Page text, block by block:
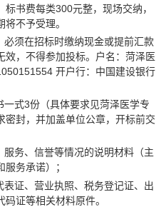
书费每类300元整，现场交纳，
不予受理。
须在招标时缴纳现金或提前汇款
效，不得参加投标。户名：菏泽医
开户行：中国建设银行
式3份（具体要求见菏泽医学专
密封，并加盖单位公章，开标前交
务、信誉等情况的说明材料（主
务承诺）；
证、营业执照、税务登记证、出
证等相关材料原件。